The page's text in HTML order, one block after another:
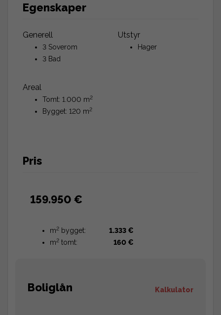
Egenskaper
Generell
3 Soverom
3 Bad
Areal
Tomt: 1.000 m2
Bygget: 120 m2
Utstyr
Hager
Pris
159.950 €
m2 bygget:
1.333 €
m2 tomt: 160 €
Boliglån Kalkulator